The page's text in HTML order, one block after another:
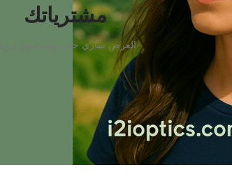
مشترياتك
العرض ساري حتى نهايه شهر ابريل